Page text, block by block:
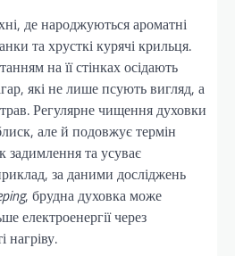
де народжуються ароматні
та хрусткі курячі крильця.
на її стінках осідають
які не лише псують вигляд, а
Регулярне чищення духовки
але й подовжує термін
та усуває
за даними досліджень
, брудна духовка може
електроенергії через
нагріву.